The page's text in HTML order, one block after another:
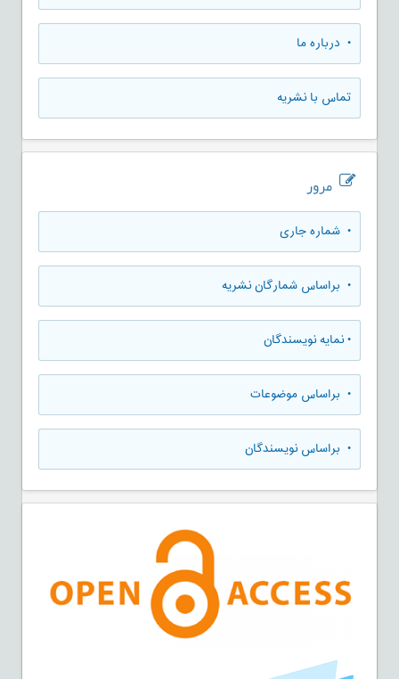
• درباره ما
تماس با نشریه
مرور
• شماره جاری
• براساس شمارگان نشریه
•نمایه نویسندگان
• براساس موضوعات
• براساس نویسندگان